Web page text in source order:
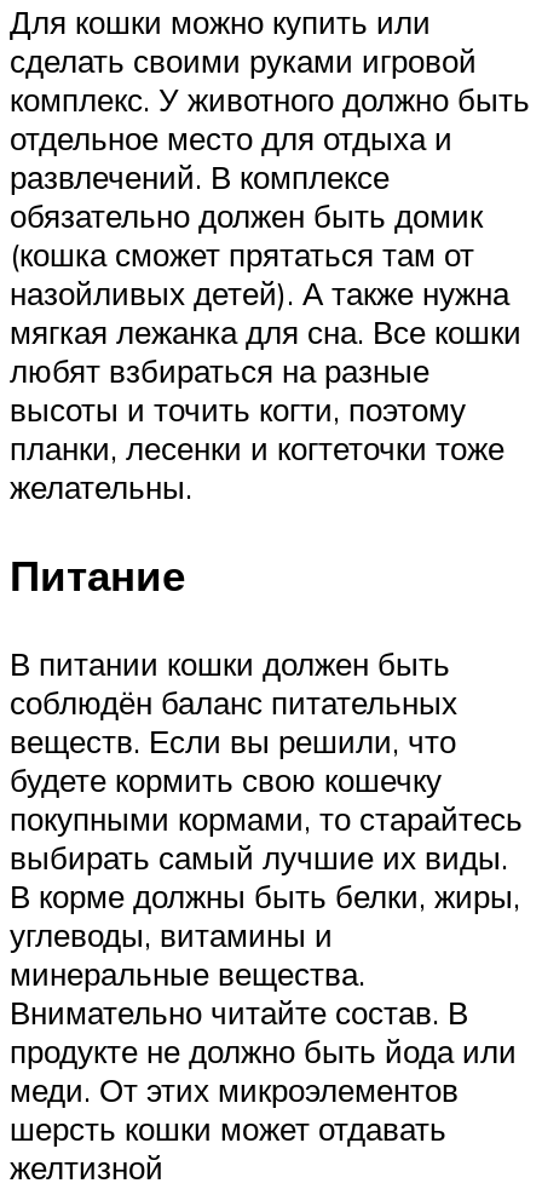
Для кошки можно купить или
сделать своими руками игровой
комплекс. У животного должно быть
отдельное место для отдыха и
развлечений. В комплексе
обязательно должен быть домик
(кошка сможет прятаться там от
назойливых детей). А также нужна
мягкая лежанка для сна. Все кошки
любят взбираться на разные
высоты и точить когти, поэтому
планки, лесенки и когтеточки тоже
желательны.
Питание
В питании кошки должен быть
соблюдён баланс питательных
веществ. Если вы решили, что
будете кормить свою кошечку
покупными кормами, то старайтесь
выбирать самый лучшие их виды.
В корме должны быть белки, жиры,
углеводы, витамины и
минеральные вещества.
Внимательно читайте состав. В
продукте не должно быть йода или
меди. От этих микроэлементов
шерсть кошки может отдавать
желтизной